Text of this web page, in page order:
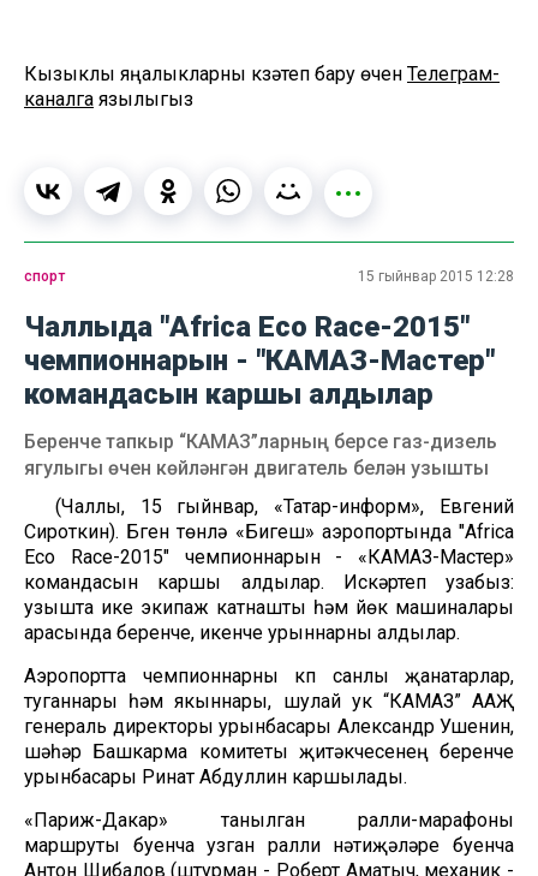
Кызыклы яңалыкларны күзәтеп бару өчен Телеграм-
каналга язылыгыз
спорт 15 гыйнвар 2015 12:28
Чаллыда "Africa Eco Race-2015"
чемпионнарын - "КАМАЗ-Мастер"
командасын каршы алдылар
Беренче тапкыр “КАМАЗ”ларның берсе газ-дизель
ягулыгы өчен көйләнгән двигатель белән узышты
(Чаллы, 15 гыйнвар, «Татар-информ», Евгений
Сироткин). Бүген төнлә «Бигеш» аэропортында "Africa
Eco Race-2015" чемпионнарын - «КАМАЗ-Мастер»
командасын каршы алдылар. Искәртеп узабыз:
узышта ике экипаж катнашты һәм йөк машиналары
арасында беренче, икенче урыннарны алдылар.
Аэропортта чемпионнарны күп санлы җанатарлар,
туганнары һәм якыннары, шулай ук “КАМАЗ” ААҖ
генераль директоры урынбасары Александр Ушенин,
шәһәр Башкарма комитеты җитәкчесенең беренче
урынбасары Ринат Абдуллин каршылады.
«Париж-Дакар» танылган ралли-марафоны
маршруты буенча узган ралли нәтиҗәләре буенча
Антон Шибалов (штурман - Роберт Аматыч, механик -